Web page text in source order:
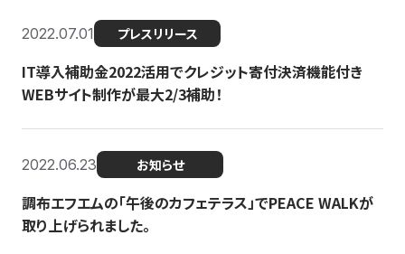
2022.07.01 プレスリリース
IT導入補助金2022活用でクレジット寄付決済機能付き
WEBサイト制作が最大2/3補助！
2022.06.23 お知らせ
調布エフエムの「午後のカフェテラス」でPEACE WALKが
取り上げられました。